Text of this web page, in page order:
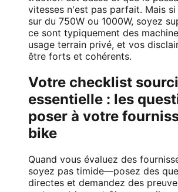
vitesses n'est pas parfait. Mais
sur du 750W ou 1000W, soyez
ce sont typiquement des
usage terrain privé, et vos
être forts et cohérents.
Votre checklist
essentielle : les
poser à votre
bike
Quand vous évaluez des
soyez pas timide—posez des
directes et demandez des